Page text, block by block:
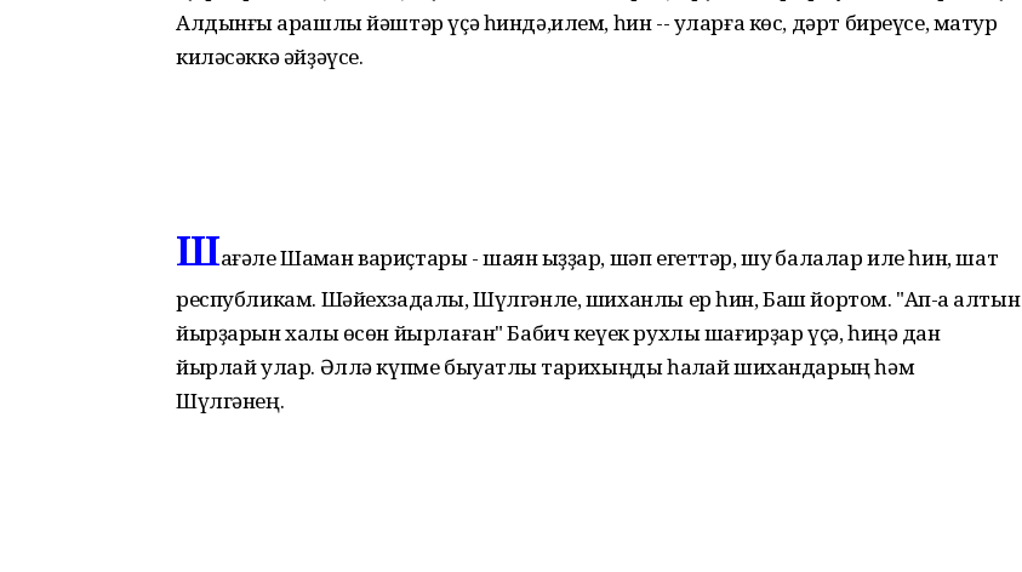
Алдынғы ҡарашлы йәштәр үҫә һиндә,илем, һин -- уларға көс, дәрт биреүсе, матур
киләсәккә әйҙәүсе.
Шағәле Шаҡман вариҫтары - шаян ҡыҙҙар, шәп егеттәр, шуҡ балалар иле һин, шат
республикам. Шәйехзадалы, Шүлгәнле, шиханлы ер һин, Баш йортом. "Ап-аҡ алтын
йырҙарын халҡы өсөн йырлаған" Бабич кеүек рухлы шағирҙар үҫә, һиңә дан
йырлай улар. Әллә күпме быуатлыҡ тарихыңды һаҡлай шихандарың һәм
Шүлгәнең.